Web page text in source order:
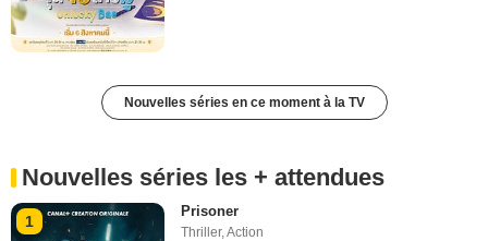
Nouvelles séries en ce moment à la TV
Nouvelles séries les + attendues
1
Prisoner
Thriller,Action